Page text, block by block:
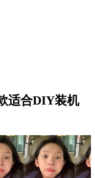
适合DIY装机